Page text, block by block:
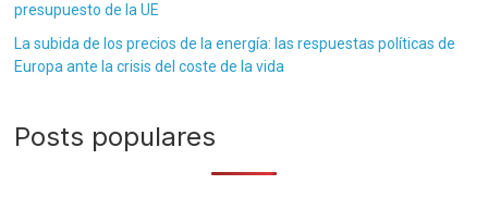
presupuesto de la UE
La subida de los precios de la energía: las respuestas políticas de
Europa ante la crisis del coste de la vida
Posts populares